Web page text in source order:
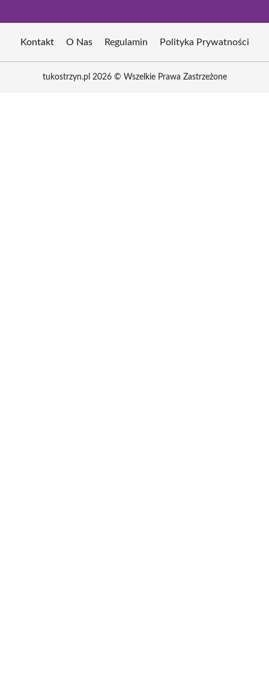
Kontakt O Nas Regulamin Polityka Prywatności
tukostrzyn.pl 2026 © Wszelkie Prawa Zastrzeżone